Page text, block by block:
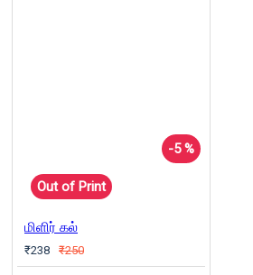
-5 %
Out of Print
மிளிர் கல்
₹238 ₹250